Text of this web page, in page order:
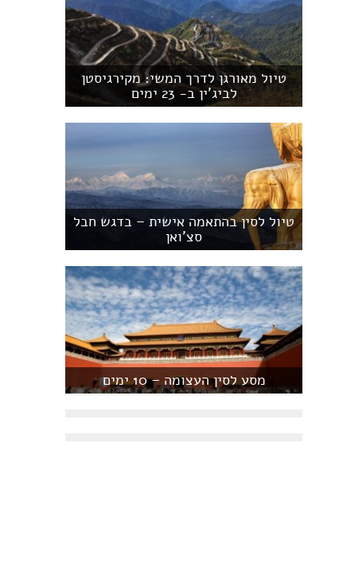
טיול מאורגן לדרך המשי: מקירגיסטן
לביג'ין ב- 23 ימים
טיול לסין בהתאמה אישית – בדגש חבל
סצ'ואן
מסע לסין העצומה – 10 ימים